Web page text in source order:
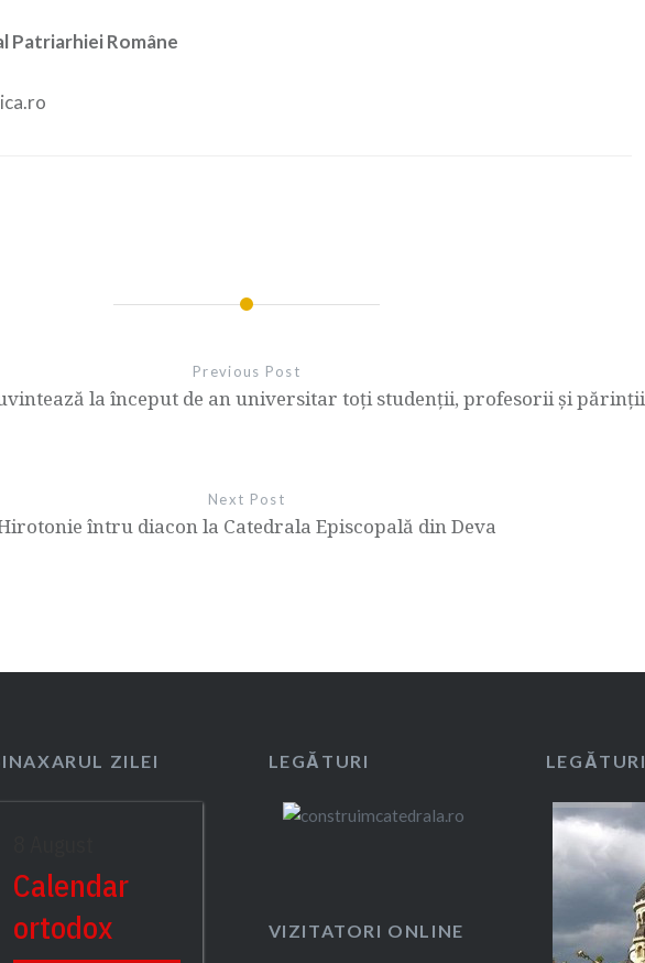
Patriarhiei Române
Previous Post
la început de an universitar toți studenții, profesorii și părinții
Next Post
întru diacon la Catedrala Episcopală din Deva
ZILEI
Calendar
ortodox
LEGĂTURI LEGĂTURI
VIZITATORI ONLINE